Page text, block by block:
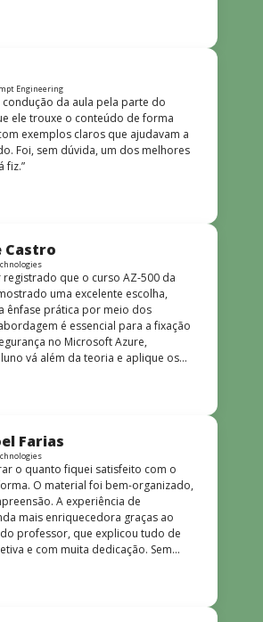
Engineering
condução da aula pela parte do
ele trouxe o conteúdo de forma
exemplos claros que ajudavam a
Foi, sem dúvida, um dos melhores
fiz.”
Castro
registrado que o curso AZ-500 da
uma excelente escolha,
ênfase prática por meio dos
é essencial para a fixação
no Microsoft Azure,
vá além da teoria e aplique os
reais e simulados. Outro
é a didática do curso. O conteúdo é
técnica muito avançada.”
Farias
o quanto fiquei satisfeito com o
O material foi bem-organizado,
A experiência de
mais enriquecedora graças ao
professor, que explicou tudo de
e com muita dedicação. Sem
de muito aprendizado!”